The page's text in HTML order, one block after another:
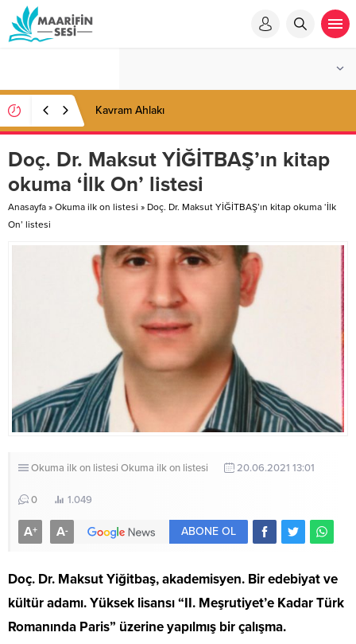
Kavram Ahlakı
Doç. Dr. Maksut YİĞİTBAŞ’ın kitap
okuma ‘İlk On’ listesi
Anasayfa » Okuma ilk on listesi » Doç. Dr. Maksut YİĞİTBAŞ’ın kitap okuma ‘İlk
On’ listesi
Okuma ilk on listesi Okuma ilk on listesi 20.06.2021 13:01
0 1.049
A+ A- ABONE OL
Doç. Dr. Maksut Yiğitbaş, akademisyen. Bir edebiyat ve
kültür adamı. Yüksek lisansı “II. Meşrutiyet’e Kadar Türk
Romanında Paris” üzerine yapılmış bir çalışma.